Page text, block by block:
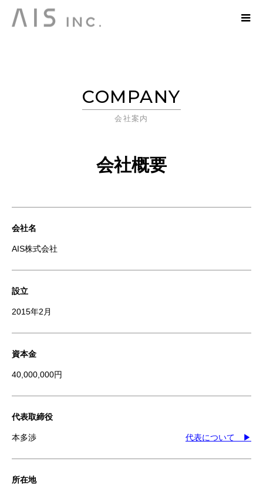
COMPANY
会社案内
会社概要
会社名
AIS株式会社
設立
2015年2月
資本金
40,000,000円
代表取締役
本多渉 代表について ▶
所在地